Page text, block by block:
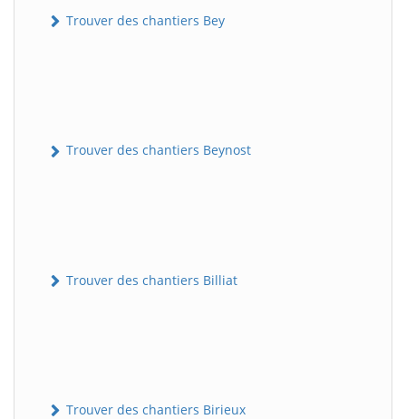
Trouver des chantiers Bey
Trouver des chantiers Beynost
Trouver des chantiers Billiat
Trouver des chantiers Birieux